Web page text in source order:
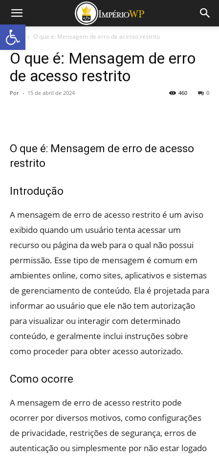
Início O que é: Mensagem de erro de acesso restrito
O que é: Mensagem de erro
de acesso restrito
Por - 15 de abril de 2024 0
460
O que é: Mensagem de erro de acesso
restrito
Introdução
A mensagem de erro de acesso restrito é um aviso
exibido quando um usuário tenta acessar um
recurso ou página da web para o qual não possui
permissão. Esse tipo de mensagem é comum em
ambientes online, como sites, aplicativos e sistemas
de gerenciamento de conteúdo. Ela é projetada para
informar ao usuário que ele não tem autorização
para visualizar ou interagir com determinado
conteúdo, e geralmente inclui instruções sobre
como proceder para obter acesso autorizado.
Como ocorre
A mensagem de erro de acesso restrito pode
ocorrer por diversos motivos, como configurações
de privacidade, restrições de segurança, erros de
autenticação ou simplesmente por não estar logado
Abrir a barra de ferramentas